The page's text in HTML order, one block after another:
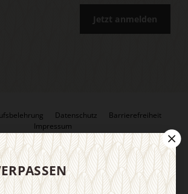
Jetzt anmelden
Datenschutz
Barrierefreiheit
Impressum
Abo online kündigen